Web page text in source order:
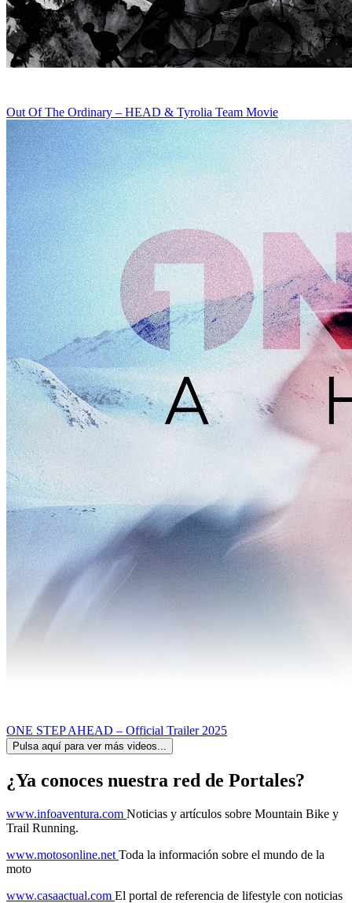
Out Of The Ordinary – HEAD & Tyrolia Team Movie
ONE STEP AHEAD – Official Trailer 2025
Pulsa aquí para ver más videos...
¿Ya conoces nuestra red de Portales?
www.infoaventura.com Noticias y artículos sobre Mountain Bike y
Trail Running.
www.motosonline.net Toda la información sobre el mundo de la
moto
www.casaactual.com El portal de referencia de lifestyle con noticias